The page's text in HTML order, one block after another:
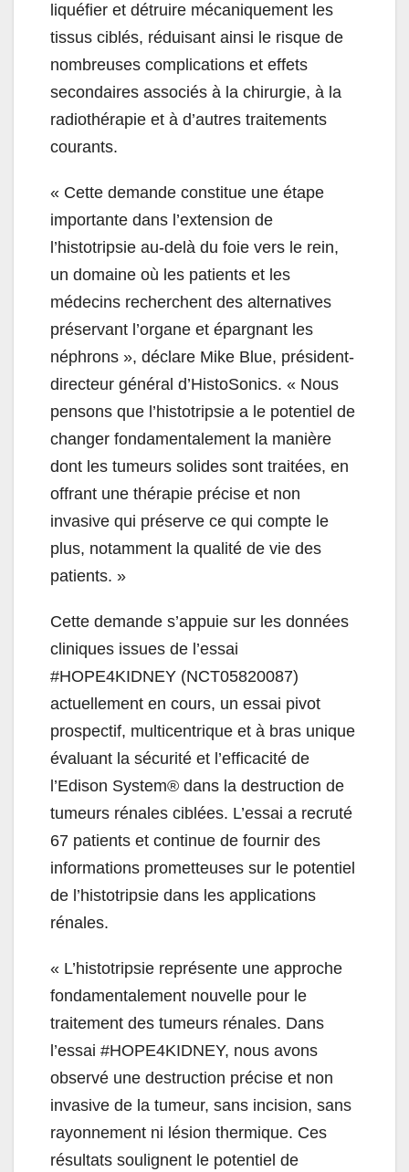
liquéfier et détruire mécaniquement les
tissus ciblés, réduisant ainsi le risque de
nombreuses complications et effets
secondaires associés à la chirurgie, à la
radiothérapie et à d’autres traitements
courants.
« Cette demande constitue une étape
importante dans l’extension de
l’histotripsie au-delà du foie vers le rein,
un domaine où les patients et les
médecins recherchent des alternatives
préservant l’organe et épargnant les
néphrons », déclare Mike Blue, président-
directeur général d’HistoSonics. « Nous
pensons que l’histotripsie a le potentiel de
changer fondamentalement la manière
dont les tumeurs solides sont traitées, en
offrant une thérapie précise et non
invasive qui préserve ce qui compte le
plus, notamment la qualité de vie des
patients. »
Cette demande s’appuie sur les données
cliniques issues de l’essai
#HOPE4KIDNEY (NCT05820087)
actuellement en cours, un essai pivot
prospectif, multicentrique et à bras unique
évaluant la sécurité et l’efficacité de
l’Edison System® dans la destruction de
tumeurs rénales ciblées. L’essai a recruté
67 patients et continue de fournir des
informations prometteuses sur le potentiel
de l’histotripsie dans les applications
rénales.
« L’histotripsie représente une approche
fondamentalement nouvelle pour le
traitement des tumeurs rénales. Dans
l’essai #HOPE4KIDNEY, nous avons
observé une destruction précise et non
invasive de la tumeur, sans incision, sans
rayonnement ni lésion thermique. Ces
résultats soulignent le potentiel de